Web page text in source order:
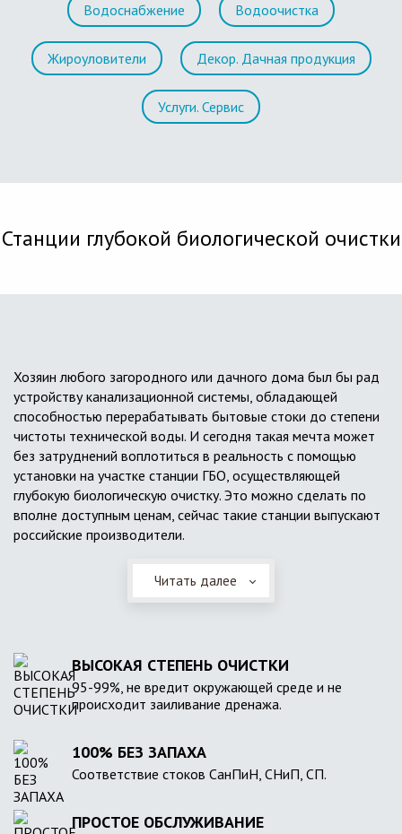
Водоснабжение Водоочистка
Жироуловители Декор. Дачная продукция
Услуги. Сервис
Станции глубокой биологической очистки
Хозяин любого загородного или дачного дома был бы рад
устройству канализационной системы, обладающей
способностью перерабатывать бытовые стоки до степени
чистоты технической воды. И сегодня такая мечта может
без затруднений воплотиться в реальность с помощью
установки на участке станции ГБО, осуществляющей
глубокую биологическую очистку. Это можно сделать по
вполне доступным ценам, сейчас такие станции выпускают
российские производители.
Читать далее
ВЫСОКАЯ СТЕПЕНЬ ОЧИСТКИ
95-99%, не вредит окружающей среде и не
происходит заиливание дренажа.
100% БЕЗ ЗАПАХА
Соответствие стоков СанПиН, СНиП, СП.
ПРОСТОЕ ОБСЛУЖИВАНИЕ